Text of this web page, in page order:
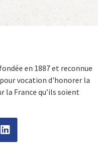
en 1887 et reconnue
vocation d'honorer la
la France qu’ils soient